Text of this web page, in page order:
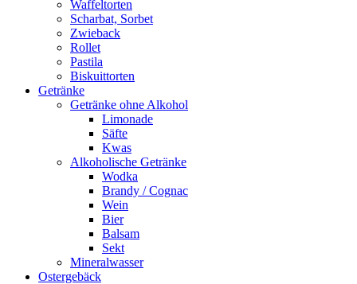
Waffeltorten
Scharbat, Sorbet
Zwieback
Rollet
Pastila
Biskuittorten
Getränke
Getränke ohne Alkohol
Limonade
Säfte
Kwas
Alkoholische Getränke
Wodka
Brandy / Cognac
Wein
Bier
Balsam
Sekt
Mineralwasser
Ostergebäck